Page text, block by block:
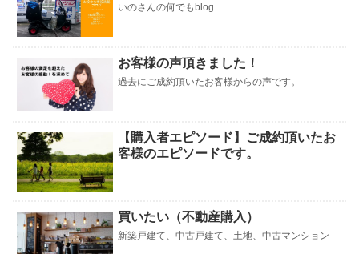
いのさんの何でもblog
お客様の声頂きました！
過去にご成約頂いたお客様からの声です。
【購入者エピソード】ご成約頂いたお
客様のエピソードです。
買いたい（不動産購入）
新築戸建て、中古戸建て、土地、中古マンション